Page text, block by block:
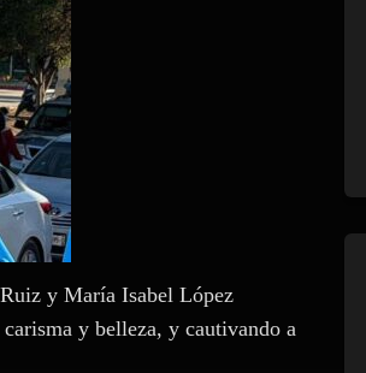
y María Isabel López
y belleza, y cautivando a